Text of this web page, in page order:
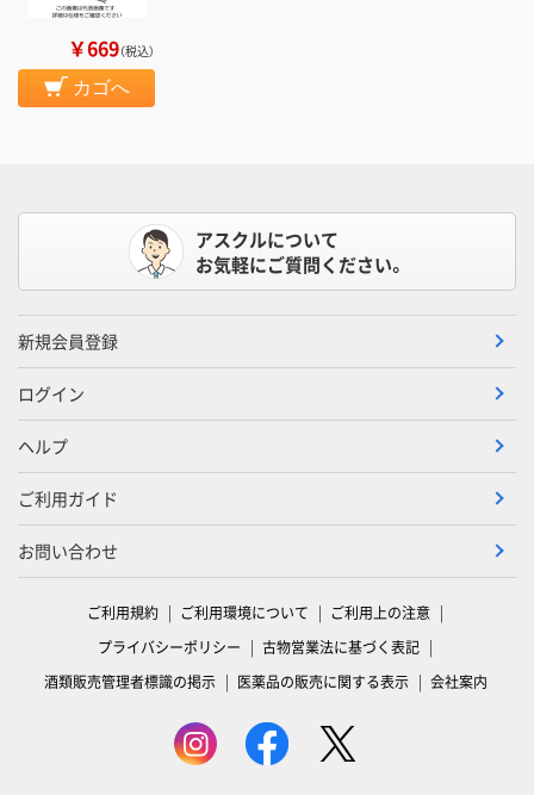
￥669（税込）
カゴへ
アスクルについて
お気軽にご質問ください。
新規会員登録
ログイン
ヘルプ
ご利用ガイド
お問い合わせ
ご利用規約 ご利用環境について
ご利用上の注意
プライバシーポリシー
古物営業法に基づく表記
酒類販売管理者標識の掲示
医薬品の販売に関する表示 会社案内